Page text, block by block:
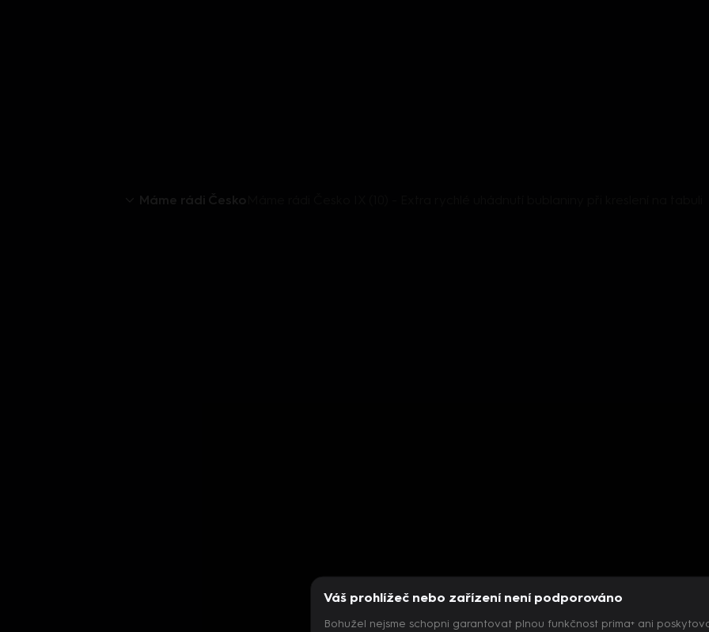
Váš prohlížeč nebo zařízení není podporováno
Bohužel nejsme schopni garantovat plnou funkčnost prima+ ani